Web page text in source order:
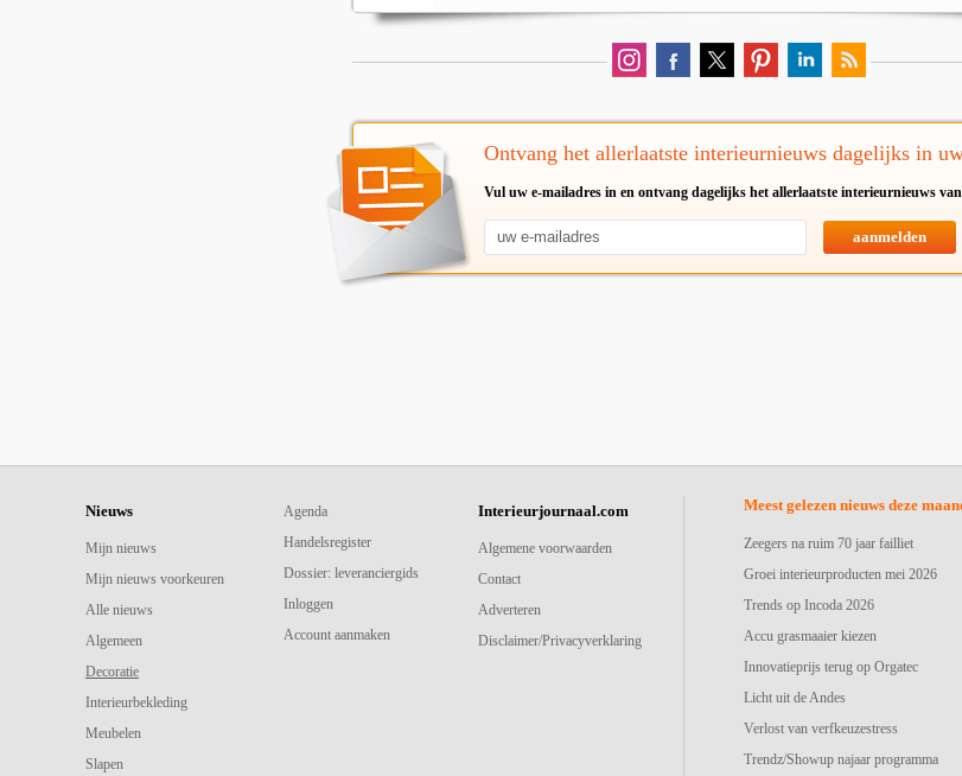
Ontvang het allerlaatste interieurnieuws dagelijks in
Vul uw e-mailadres in en ontvang dagelijks het allerlaatste interieurnieuws
aanmelden
Nieuws
Mijn nieuws
Mijn nieuws voorkeuren
Alle nieuws
Algemeen
Decoratie
Interieurbekleding
Meubelen
Slapen
Agenda
Handelsregister
Dossier: leveranciergids
Inloggen
Account aanmaken
Interieurjournaal.com
Algemene voorwaarden
Contact
Adverteren
Disclaimer/Privacyverklaring
Meest gelezen nieuws deze
Zeegers na ruim 70 jaar failliet
Groei interieurproducten mei 2026
Trends op Incoda 2026
Accu grasmaaier kiezen
Innovatieprijs terug op Orgatec
Licht uit de Andes
Verlost van verfkeuzestress
Trendz/Showup najaar programma